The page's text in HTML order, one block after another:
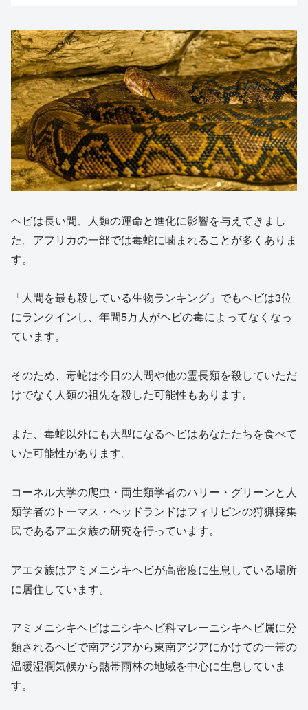
ヘビは長い間、人類の運命と進化に影響を与えてきまし
た。アフリカの一部では毒蛇に噛まれることが多くありま
す。
「人間を最も殺している生物ランキング」でもヘビは3位
にランクインし、年間5万人がヘビの毒によってなくなっ
ています。
そのため、毒蛇は今日の人間や他の霊長類を殺していただ
けでなく人類の祖先を殺した可能性もあります。
また、毒蛇以外にも大型になるヘビはあなたたちを食べて
いた可能性があります。
コーネル大学の爬虫・両生類学者のハリー・グリーンと人
類学者のトーマス・ヘッドランドはフィリピンの狩猟採集
民であるアエタ族の研究を行っています。
アエタ族はアミメニシキヘビが高密度に生息している場所
に居住しています。
アミメニシキヘビはニシキヘビ科マレーニシキヘビ属に分
類されるヘビで南アジアから東南アジアにかけての一帯の
温暖湿潤気候から熱帯雨林の地域を中心に生息していま
す。